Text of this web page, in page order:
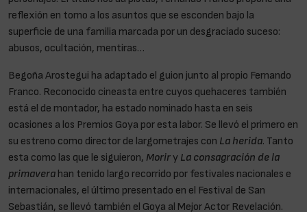
reflexión en torno a los asuntos que se esconden bajo la
superficie de una familia marcada por un desgraciado suceso:
abusos, ocultación, mentiras…
Begoña Arostegui ha adaptado el guion junto al propio Fernando
Franco. Reconocido cineasta entre cuyos quehaceres también
está el de montador, ha estado nominado hasta en seis
ocasiones a los Premios Goya por esta labor. Se llevó el primero en
su estreno como director de largometrajes con La herida. Tanto
esta como las que le siguieron, Moriry La consagración de la
primavera han tenido largo recorrido por festivales nacionales e
internacionales, el último presentado en el Festival de San
Sebastián, se llevó también el Goya al Mejor Actor Revelación.